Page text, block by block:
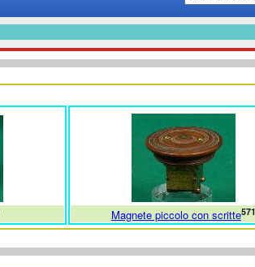
Magnete piccolo con scritte571